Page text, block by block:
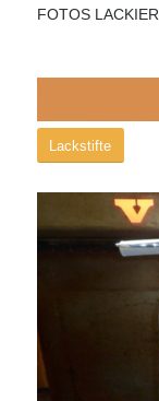
FOTOS
Lackstifte